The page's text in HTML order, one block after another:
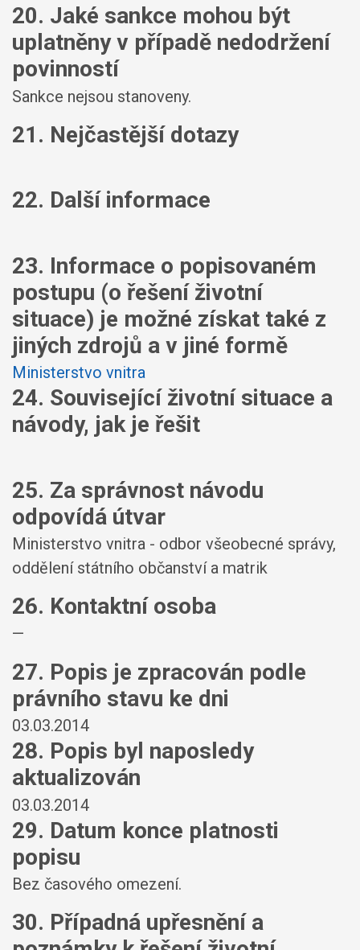
20. Jaké sankce mohou být
uplatněny v případě nedodržení
povinností
Sankce nejsou stanoveny.
21. Nejčastější dotazy
22. Další informace
23. Informace o popisovaném
postupu (o řešení životní
situace) je možné získat také z
jiných zdrojů a v jiné formě
Ministerstvo vnitra
24. Související životní situace a
návody, jak je řešit
25. Za správnost návodu
odpovídá útvar
Ministerstvo vnitra - odbor všeobecné správy,
oddělení státního občanství a matrik
26. Kontaktní osoba
—
27. Popis je zpracován podle
právního stavu ke dni
03.03.2014
28. Popis byl naposledy
aktualizován
03.03.2014
29. Datum konce platnosti
popisu
Bez časového omezení.
30. Případná upřesnění a